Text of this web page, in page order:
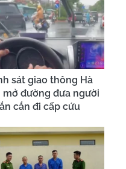
sát giao thông Hà
mở đường đưa người
cắn đi cấp cứu